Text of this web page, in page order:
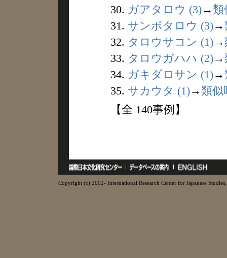
30. ガアタロウ (3)→ 類
31. サンボタロウ (3)→
32. タロウサコン (1)→
33. タロウガハハ (2)→
34. ガキダロサン (1)→
35. サカウタ (1)→ 類似
【全 140事例】
Copyright (c) 2002- International Research Center for Japanese